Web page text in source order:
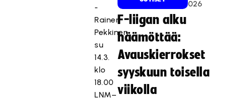
-
Rainer
Pekkinen
su
14.3.
klo
18.00
LNM–
026
F-liigan alku
häämöttää:
Avauskierrokset
syyskuun toisella
viikolla